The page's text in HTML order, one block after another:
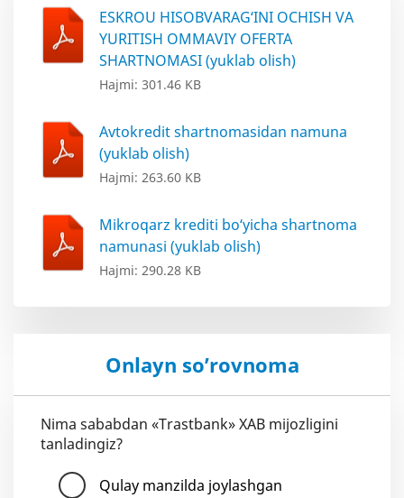
ESKROU HISOBVARAG‘INI OCHISH VA
YURITISH OMMAVIY OFERTA
SHARTNOMASI (yuklab olish)
Hajmi: 301.46 KB
Avtokredit shartnomasidan namuna
(yuklab olish)
Hajmi: 263.60 KB
Mikroqarz krediti bo‘yicha shartnoma
namunasi (yuklab olish)
Hajmi: 290.28 KB
Onlayn so’rovnoma
Nima sababdan «Trastbank» XAB mijozligini
tanladingiz?
Qulay manzilda joylashgan